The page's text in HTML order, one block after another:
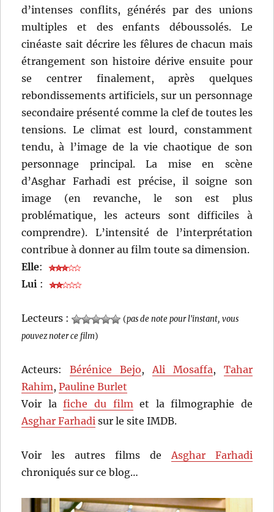
d’intenses conflits, générés par des unions
multiples et des enfants déboussolés. Le
cinéaste sait décrire les fêlures de chacun mais
étrangement son histoire dérive ensuite pour
se centrer finalement, après quelques
rebondissements artificiels, sur un personnage
secondaire présenté comme la clef de toutes les
tensions. Le climat est lourd, constamment
tendu, à l’image de la vie chaotique de son
personnage principal. La mise en scène
d’Asghar Farhadi est précise, il soigne son
image (en revanche, le son est plus
problématique, les acteurs sont difficiles à
comprendre). L’intensité de l’interprétation
contribue à donner au film toute sa dimension.
Elle:
Lui :
Lecteurs : (pas de note pour l'instant, vous
pouvez noter ce film)
Acteurs:Bérénice Bejo,Ali Mosaffa, Tahar
Rahim,Pauline Burlet
Voir lafiche du filmet la filmographie de
Asghar Farhadi sur le site IMDB.
Voir les autres films deAsghar Farhadi
chroniqués sur ce blog…